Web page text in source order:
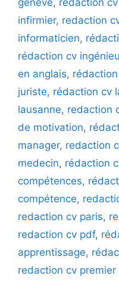
geneve, redaction
infirmier, redaction
informaticien,
rédaction cv
en anglais,
juriste, rédaction cv
lausanne, redaction
de motivation,
manager, redaction
medecin, rédaction
compétences,
compétence,
redaction cv paris,
redaction cv pdf,
apprentissage,
redaction cv premier